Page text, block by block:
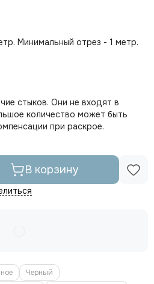
Минимальный отрез - 1 метр.
стыков. Они не входят в
количество может быть
при раскрое.
В корзину
Черный